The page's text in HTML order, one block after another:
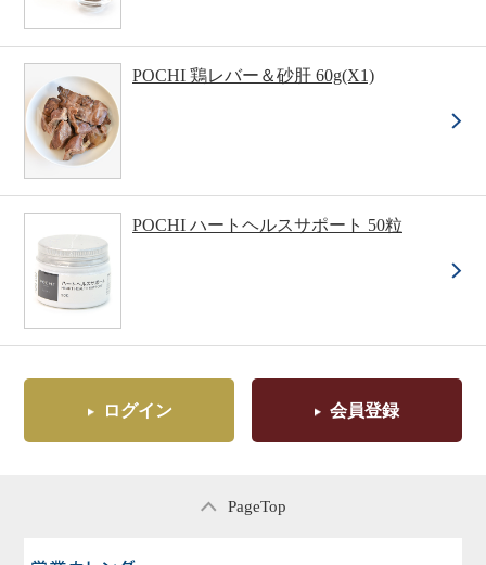
POCHI 鶏レバー＆砂肝 60g(X1)
POCHI ハートヘルスサポート 50粒
ログイン 会員登録
PageTop